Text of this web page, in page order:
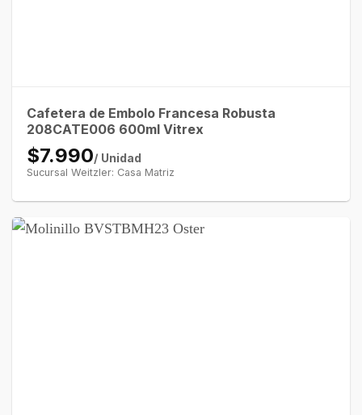
Cafetera de Embolo Francesa Robusta
208CATE006 600ml Vitrex
$7.990/ Unidad
Sucursal Weitzler: Casa Matriz